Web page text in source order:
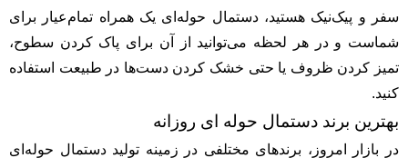
سفر و پیک‌نیک هستید، دستمال حوله‌ای یک همراه تمام‌عیار برای
شماست و در هر لحظه می‌توانید از آن برای پاک کردن سطوح،
تمیز کردن ظروف یا حتی خشک کردن دست‌ها در طبیعت استفاده
کنید.
بهترین برند دستمال حوله ای روزانه
در بازار امروز، برندهای مختلفی در زمینه تولید دستمال حوله‌ای